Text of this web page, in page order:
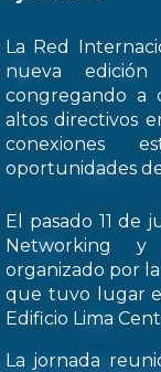
La Red
nueva
congregando a
altos directivos
conexiones
oportunidades
El pasado 11 de
Networking y
organizado por
que tuvo lugar
Edificio Lima
La jornada